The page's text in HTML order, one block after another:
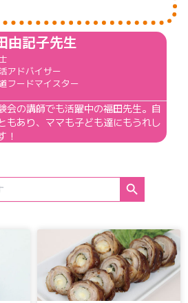
由記子先生
アドバイザー
フードマイスター
会の講師でも活躍中の福田先生。自
もあり、ママも子ども達にもうれし
！
Search Button